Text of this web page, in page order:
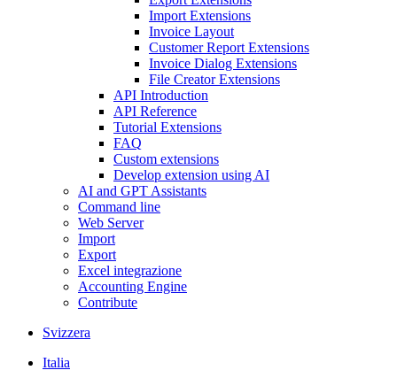
Import Extensions
Invoice Layout
Customer Report Extensions
Invoice Dialog Extensions
File Creator Extensions
API Introduction
API Reference
Tutorial Extensions
FAQ
Custom extensions
Develop extension using AI
AI and GPT Assistants
Command line
Web Server
Import
Export
Excel integrazione
Accounting Engine
Contribute
Svizzera
Italia